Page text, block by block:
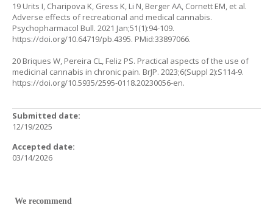
19 Urits I, Charipova K, Gress K, Li N, Berger AA, Cornett EM, et al.
Adverse effects of recreational and medical cannabis.
Psychopharmacol Bull. 2021 Jan;51(1):94-109.
https://doi.org/10.64719/pb.4395. PMid:33897066.
20 Briques W, Pereira CL, Feliz PS. Practical aspects of the use of
medicinal cannabis in chronic pain. BrJP. 2023;6(Suppl 2):S114-9.
https://doi.org/10.5935/2595-0118.20230056-en.
Submitted date:
12/19/2025
Accepted date:
03/14/2026
We recommend